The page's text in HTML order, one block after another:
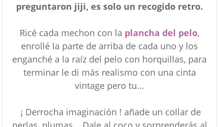
preguntaron jiji, es solo un recogido retro.
Ricé cada mechon con la plancha del pelo,
enrollé la parte de arriba de cada uno y los
enganché a la raíz del pelo con horquillas, para
terminar le di más realismo con una cinta
vintage pero tu...
¡ Derrocha imaginación ! añade un collar de